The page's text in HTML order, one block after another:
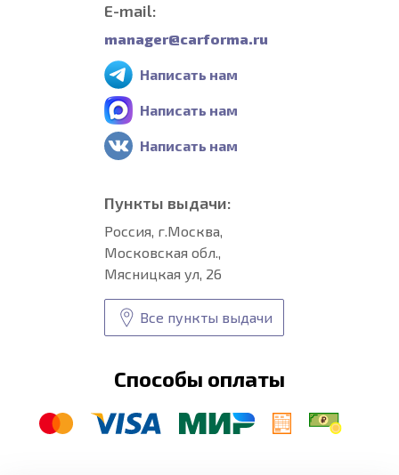
E-mail:
manager@carforma.ru
Написать нам
Написать нам
Написать нам
Пункты выдачи:
Россия, г.Москва,
Московская обл.,
Мясницкая ул, 26
Все пункты выдачи
Способы оплаты